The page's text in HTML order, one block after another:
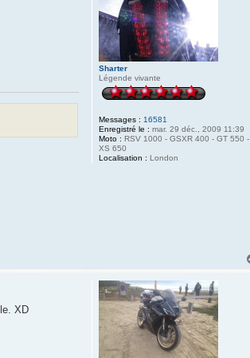
Sharter
Légende vivante
Messages : 16581
Enregistré le : mar. 29 déc., 2009 11:39
Moto : RSV 1000 - GSXR 400 - GT 550 -
XS 650
Localisation : London
XD